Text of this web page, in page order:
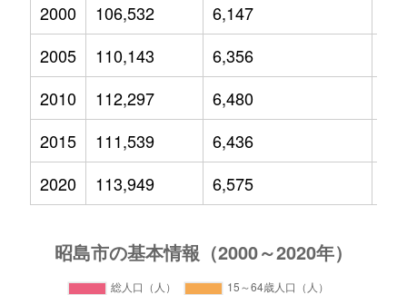
2000
106,532 6,147
2005
110,143 6,356
2010
112,297 6,480
2015
111,539 6,436
2020
113,949 6,575